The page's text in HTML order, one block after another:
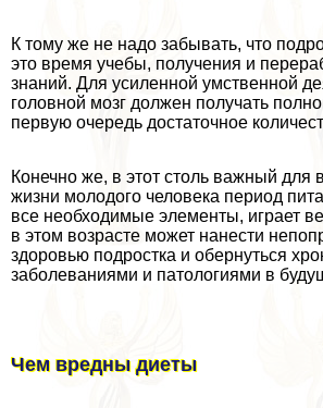
К тому же не надо забывать, что
это время учебы, получения и
знаний. Для усиленной умственной
головной мозг должен получать
первую очередь достаточное
Конечно же, в этот столь важный для
жизни молодого человека период
все необходимые элементы, играет
в этом возрасте может нанести
здоровью подростка и обернуться
заболеваниями и патологиями в
Чем вредны диеты